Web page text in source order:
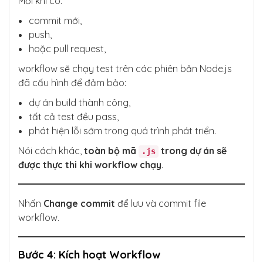
commit mới,
push,
hoặc pull request,
workflow sẽ chạy test trên các phiên bản Node.js
đã cấu hình để đảm bảo:
dự án build thành công,
tất cả test đều pass,
phát hiện lỗi sớm trong quá trình phát triển.
Nói cách khác, toàn bộ mã .js trong dự án sẽ
được thực thi khi workflow chạy.
Nhấn Change commit để lưu và commit file
workflow.
Bước 4: Kích hoạt Workflow